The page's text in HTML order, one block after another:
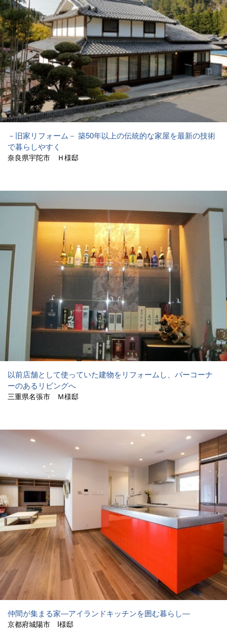
－旧家リフォーム－ 築50年以上の伝統的な家屋を最新の技術
で暮らしやすく
奈良県宇陀市 Ｈ様邸
以前店舗として使っていた建物をリフォームし、バーコーナ
ーのあるリビングへ
三重県名張市 Ｍ様邸
仲間が集まる家―アイランドキッチンを囲む暮らし―
京都府城陽市 I様邸